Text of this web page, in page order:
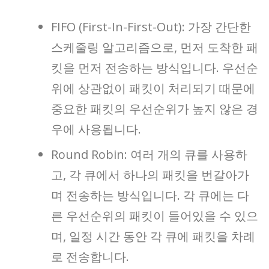
FIFO (First-In-First-Out): 가장 간단한
스케줄링 알고리즘으로, 먼저 도착한 패
킷을 먼저 전송하는 방식입니다. 우선순
위에 상관없이 패킷이 처리되기 때문에
중요한 패킷의 우선순위가 높지 않은 경
우에 사용됩니다.
Round Robin: 여러 개의 큐를 사용하
고, 각 큐에서 하나의 패킷을 번갈아가
며 전송하는 방식입니다. 각 큐에는 다
른 우선순위의 패킷이 들어있을 수 있으
며, 일정 시간 동안 각 큐에 패킷을 차례
로 전송합니다.